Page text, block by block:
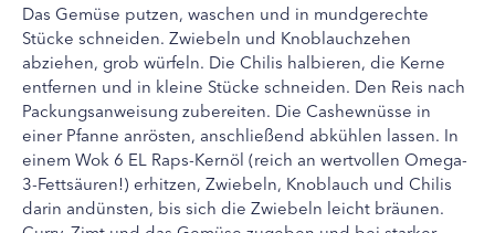
Das Gemüse putzen, waschen und in mundgerechte
Stücke schneiden. Zwiebeln und Knoblauchzehen
abziehen, grob würfeln. Die Chilis halbieren, die Kerne
entfernen und in kleine Stücke schneiden. Den Reis nach
Packungsanweisung zubereiten. Die Cashewnüsse in
einer Pfanne anrösten, anschließend abkühlen lassen. In
einem Wok 6 EL Raps-Kernöl (reich an wertvollen Omega-
3-Fettsäuren!) erhitzen, Zwiebeln, Knoblauch und Chilis
darin andünsten, bis sich die Zwiebeln leicht bräunen.